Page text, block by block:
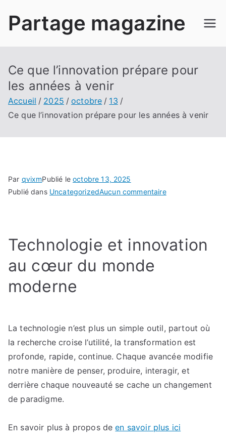
Partage magazine
Ce que l’innovation prépare pour
les années à venir
Accueil 2025 octobre
13
Ce que l’innovation prépare pour les années à venir
Par qvixmPublié leoctobre 13, 2025
Publié dans UncategorizedAucun commentairesur
prépare
Technologie et innovation
au cœur du monde
moderne
La technologie n’est plus un simple outil, partout où
la recherche croise l’utilité, la transformation est
profonde, rapide, continue. Chaque avancée modifie
notre manière de penser, produire, interagir, et
derrière chaque nouveauté se cache un changement
de paradigme.
En savoir plus à propos deen savoir plus ici